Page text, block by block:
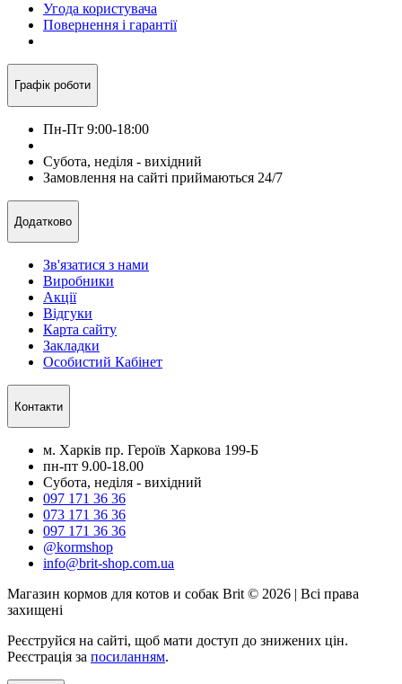
Угода користувача
Повернення і гарантії
Графік роботи
Пн-Пт 9:00-18:00
Субота, неділя - вихідний
Замовлення на сайті приймаються 24/7
Додатково
Зв'язатися з нами
Виробники
Акції
Відгуки
Карта сайту
Закладки
Особистий Кабінет
Контакти
м. Харків пр. Героїв Харкова 199-Б
пн-пт 9.00-18.00
Субота, неділя - вихідний
097 171 36 36
073 171 36 36
097 171 36 36
@kormshop
info@brit-shop.com.ua
Магазин кормов для котов и собак Brit © 2026 | Всі права
захищені
Реєструйся на сайті, щоб мати доступ до знижених цін.
Реєстрація за посиланням.